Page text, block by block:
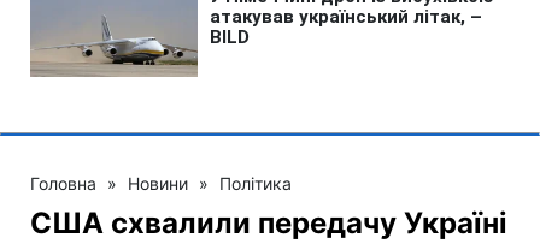
Головна » Новини » Політика
США схвалили передачу Україні